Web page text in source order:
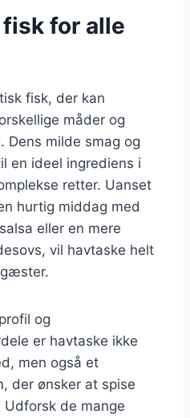
fisk for alle
fisk, der kan
måder og
Dens milde smag og
en ideel ingrediens i
retter. Uanset
hurtig middag med
eller en mere
vil havtaske helt
og
er havtaske ikke
men også et
der ønsker at spise
de mange